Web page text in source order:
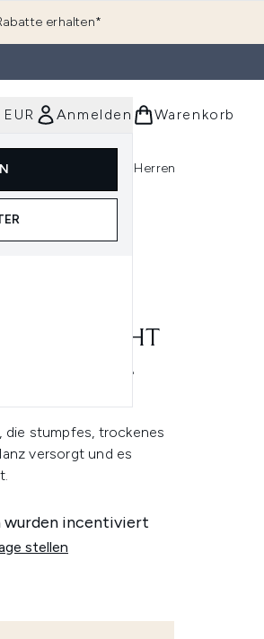
erhalten*
EUR Anmelden Warenkorb
Untermenü Anmelden (Haarpflege)Untermenü Anmelden (Parfum)
Herren
LEICHT
die stumpfes, trockenes
versorgt und es
wurden incentiviert
stellen